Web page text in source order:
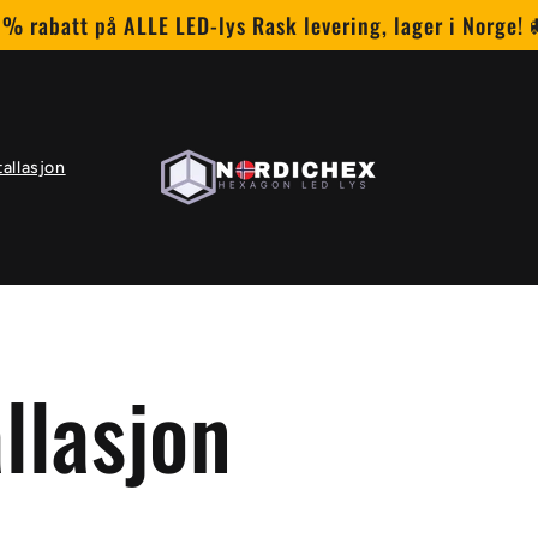
rabatt på ALLE LED-lys Rask levering, lager i Norge!